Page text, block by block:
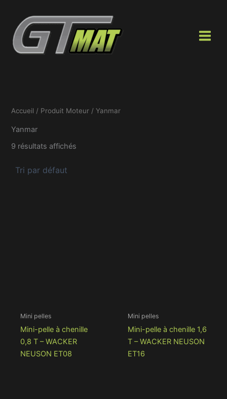
contenu
Accueil / Produit Moteur / Yanmar
Yanmar
9 résultats affichés
Mini pelles
Mini-pelle à chenille
0,8 T – WACKER
NEUSON ET08
Mini pelles
Mini-pelle à chenille 1,6
T – WACKER NEUSON
ET16